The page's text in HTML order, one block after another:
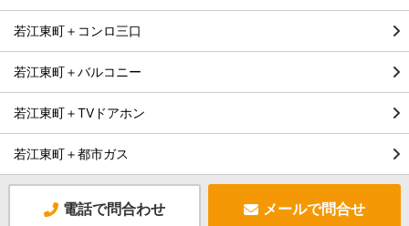
若江東町＋コンロ三口
若江東町＋バルコニー
若江東町＋TVドアホン
若江東町＋都市ガス
電話で問合わせ メールで問合せ